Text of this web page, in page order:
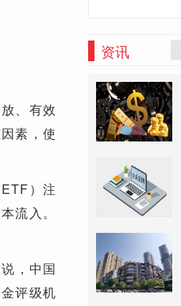
、有效
素，使
）注
流入。
，中国
评级机
资讯